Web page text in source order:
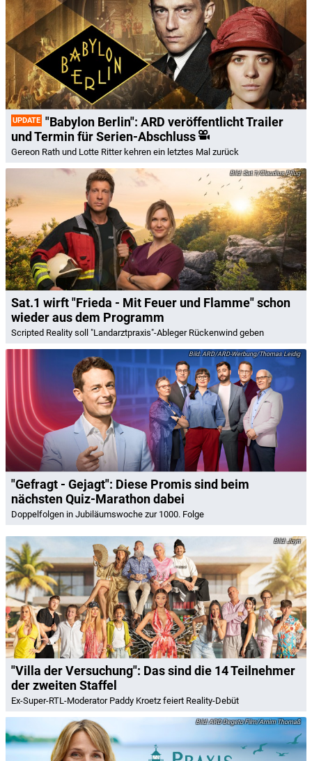
UPDATE "Babylon Berlin": ARD veröffentlicht Trailer
und Termin für Serien-Abschluss
Gereon Rath und Lotte Ritter kehren ein letztes Mal zurück
Sat.1/Claudius Pflug
Sat.1 wirft "Frieda - Mit Feuer und Flamme" schon
wieder aus dem Programm
Scripted Reality soll "Landarztpraxis"-Ableger Rückenwind geben
ARD/ARD-Werbung/Thomas Leidig
"Gefragt - Gejagt": Diese Promis sind beim
nächsten Quiz-Marathon dabei
Doppelfolgen in Jubiläumswoche zur 1000. Folge
Joyn
"Villa der Versuchung": Das sind die 14 Teilnehmer
der zweiten Staffel
Ex-Super-RTL-Moderator Paddy Kroetz feiert Reality-Debüt
ARD Degeto Film/Arnim Thomaß